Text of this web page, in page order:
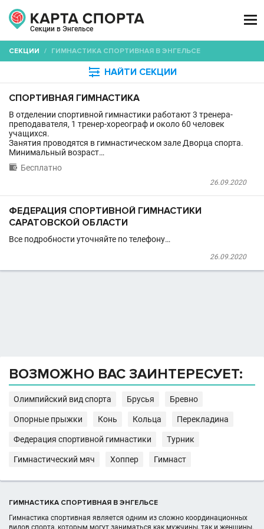
Секции в Энгельсе

СЕКЦИИ / ГИМНАСТИКА СПОРТИВНАЯ В ЭНГЕЛЬСЕ
 НАЙТИ СЕКЦИИ
СПОРТИВНАЯ ГИМНАСТИКА
В отделении спортивной гимнастики работают 3 тренера-
преподавателя, 1 тренер-хореограф и около 60 человек
учащихся.
Занятия проводятся в гимнастическом зале Дворца спорта.
Минимальный возраст…
 Бесплатно
26.09.2020
ФЕДЕРАЦИЯ СПОРТИВНОЙ ГИМНАСТИКИ
САРАТОВСКОЙ ОБЛАСТИ
Все подробности уточняйте по телефону…
26.09.2020
ВОЗМОЖНО ВАС ЗАИНТЕРЕСУЕТ:
Олимпийский вид спорта Брусья Бревно
Опорные прыжки Конь Кольца Перекладина
Федерация спортивной гимнастики Турник
Гимнастический мяч Хоппер Гимнаст
ГИМНАСТИКА СПОРТИВНАЯ В ЭНГЕЛЬСЕ
Гимнастика спортивная является одним из сложно координационных
видов спорта, которым могут заниматься как мужчины, так и женщины.